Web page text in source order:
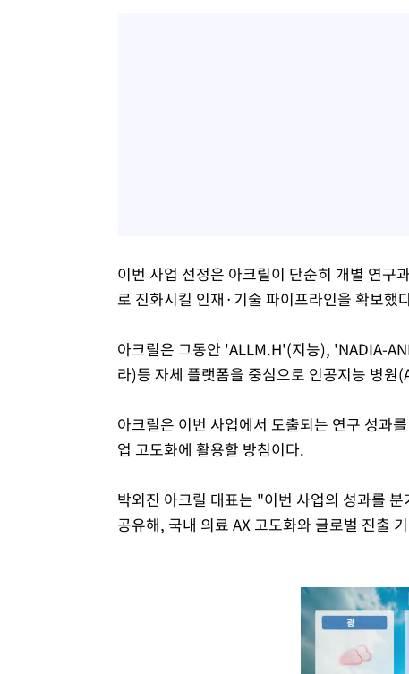
이번 사업 선정은 아크릴이 단순히 개별 연구
로 진화시킬 인재·기술 파이프라인을 확보했
아크릴은 그동안 'ALLM.H'(지능), 'NADIA-
라)등 자체 플랫폼을 중심으로 인공지능 병
아크릴은 이번 사업에서 도출되는 연구 성과
업 고도화에 활용할 방침이다.
박외진 아크릴 대표는 "이번 사업의 성과를
공유해, 국내 의료 AX 고도화와 글로벌 진출